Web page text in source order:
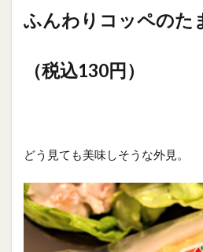
ふんわりコッペのた
（税込130円）
どう見ても美味しそうな外見。